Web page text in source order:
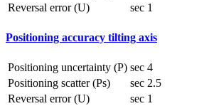
Reversal error (U)
sec 1
Positioning accuracy tilting axis
Positioning uncertainty (P) sec 4
Positioning scatter (Ps)
sec 2.5
Reversal error (U)
sec 1